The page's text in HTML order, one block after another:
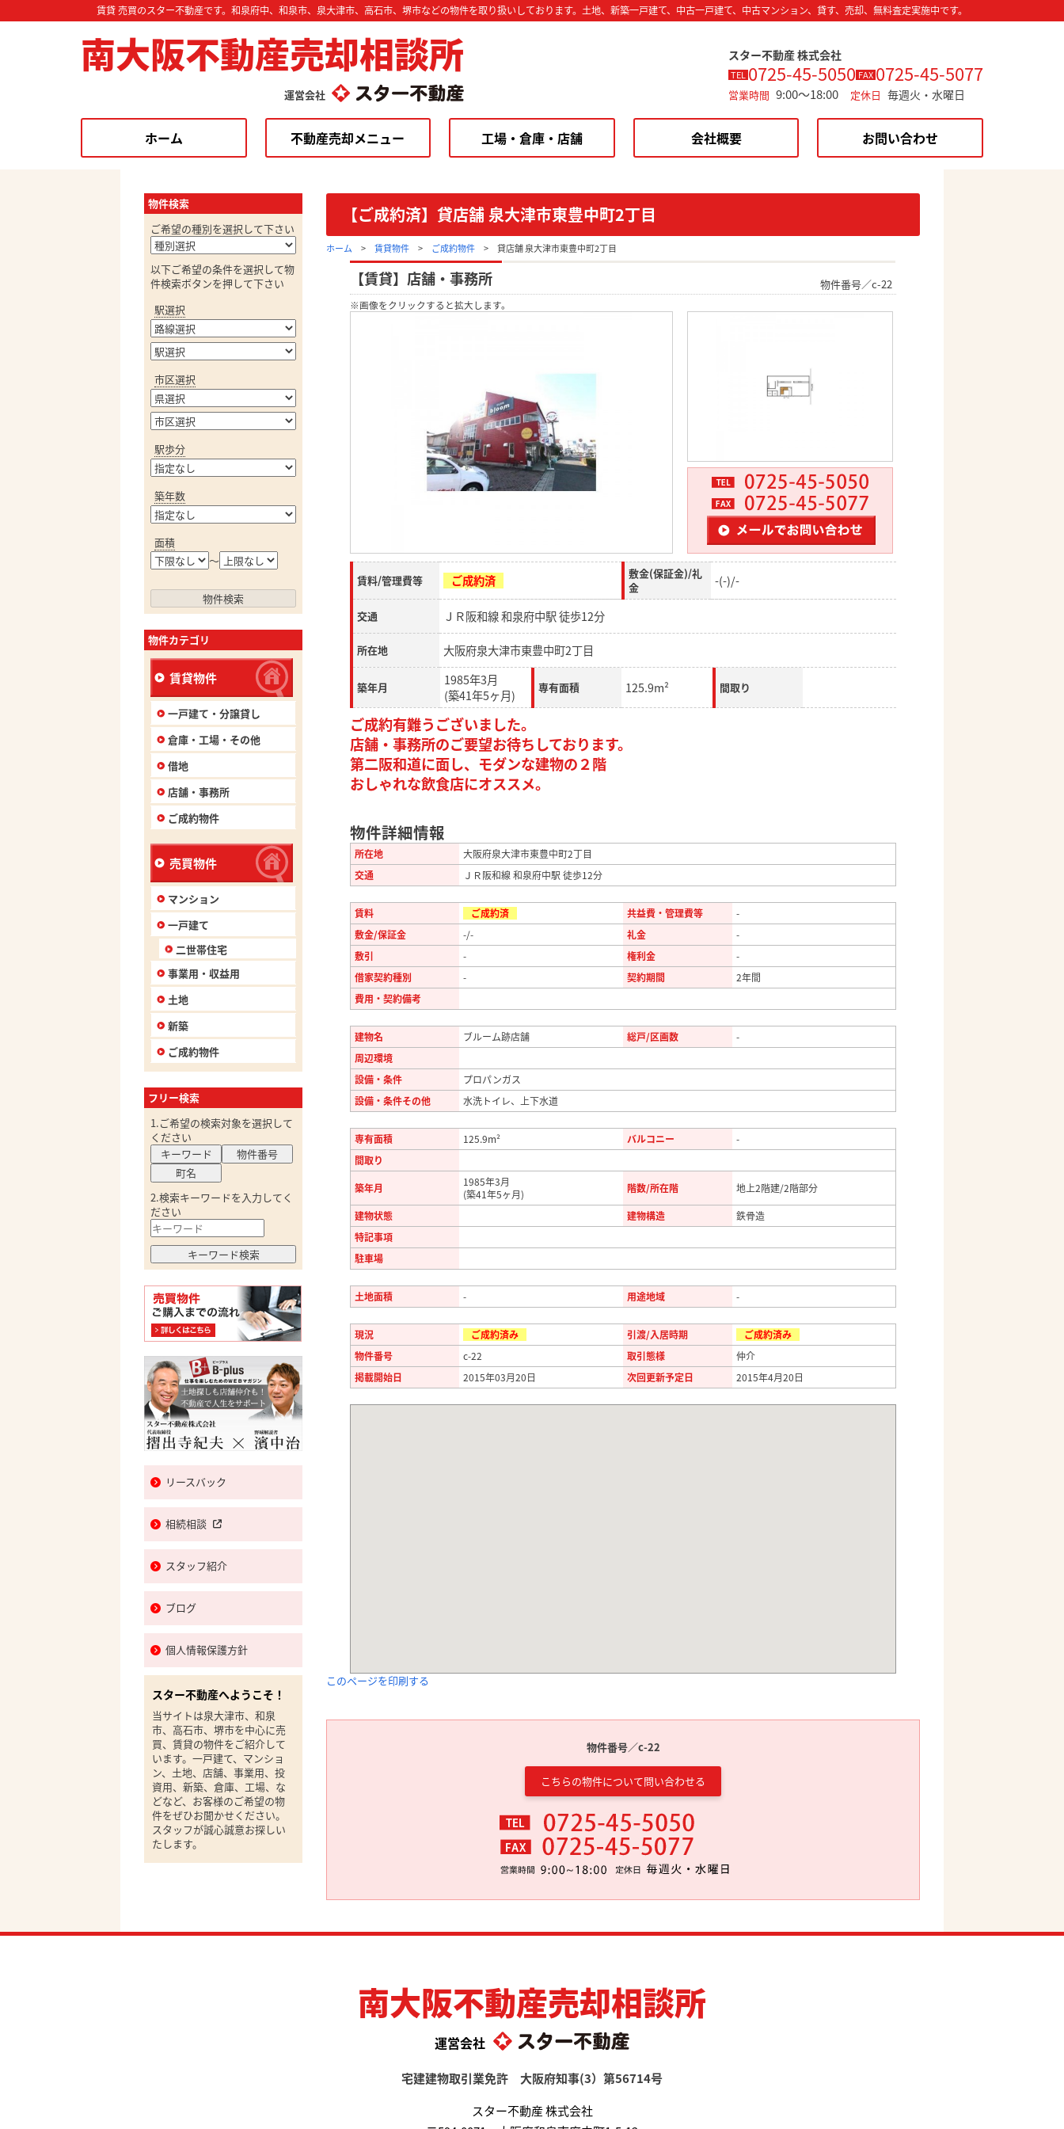
賃貸 売買のスター不動産です。和泉府中、和泉市、泉大津市、高石市、堺市などの物件を取り扱いしております。土地、新築一戸建て、中古一戸建て、中古マンション、貸す、売却、無料査定実施中です。
南大阪不動産売却相談所
運営会社
スター不動産 株式会社
TEL 0725-45-5050 FAX 0725-45-5077
営業時間 9:00～18:00 定休日 毎週火・水曜日
ホーム 不動産売却メニュー 工場・倉庫・店舗 会社概要 お問い合わせ
【ご成約済】貸店舗 泉大津市東豊中町2丁目
ホーム > 賃貸物件 > ご成約物件 > 貸店舗 泉大津市東豊中町2丁目
【賃貸】店舗・事務所 物件番号／c-22
※画像をクリックすると拡大します。
賃料/管理費等 ご成約済
敷金(保証金)/礼
金
-(-)/-
交通 ＪＲ阪和線 和泉府中駅 徒歩12分
所在地 大阪府泉大津市東豊中町2丁目
築年月
1985年3月
(築41年5ヶ月)
専有面積 125.9m² 間取り
ご成約有難うございました。
店舗・事務所のご要望お待ちしております。
第二阪和道に面し、モダンな建物の２階
おしゃれな飲食店にオススメ。
物件詳細情報
所在地
大阪府泉大津市東豊中町2丁目
交通
ＪＲ阪和線 和泉府中駅 徒歩12分
賃料 ご成約済 共益費・管理費等
-
敷金/保証金
-/- 礼金
-
敷引
- 権利金
-
借家契約種別
- 契約期間
2年間
費用・契約備考
建物名 ブルーム跡店舗 総戸/区画数
-
周辺環境
設備・条件
プロパンガス
設備・条件その他
水洗トイレ、上下水道
専有面積 125.9m² バルコニー
-
間取り
築年月
1985年3月
(築41年5ヶ月)
階数/所在階 地上2階建/2階部分
建物状態 建物構造
鉄骨造
特記事項
駐車場
土地面積 - 用途地域 -
現況 ご成約済み 引渡/入居時期
ご成約済み
物件番号
c-22 取引態様
仲介
掲載開始日
2015年03月20日 次回更新予定日 2015年4月20日
このページを印刷する
物件番号／c-22
こちらの物件について問い合わせる
物件検索
ご希望の種別を選択して下さい
以下ご希望の条件を選択して物
件検索ボタンを押して下さい
駅選択
市区選択
駅歩分
築年数
面積
～
物件カテゴリ
賃貸物件
一戸建て・分譲貸し
倉庫・工場・その他
借地
店舗・事務所
ご成約物件
売買物件
マンション
一戸建て
二世帯住宅
事業用・収益用
土地
新築
ご成約物件
フリー検索
1.ご希望の検索対象を選択して
ください
キーワード
物件番号
町名
2.検索キーワードを入力してく
ださい
リースバック
相続相談
スタッフ紹介
ブログ
個人情報保護方針
スター不動産へようこそ！
当サイトは泉大津市、和泉
市、高石市、堺市を中心に売
買、賃貸の物件をご紹介して
います。一戸建て、マンショ
ン、土地、店舗、事業用、投
資用、新築、倉庫、工場、な
どなど、お客様のご希望の物
件をぜひお聞かせください。
スタッフが誠心誠意お探しい
たします。
南大阪不動産売却相談所
運営会社
宅建建物取引業免許 大阪府知事(3）第56714号
スター不動産 株式会社